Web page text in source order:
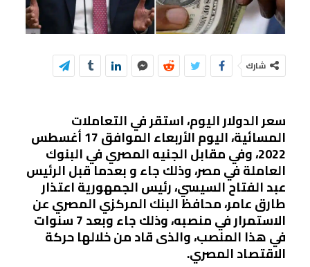
شارك
سعر الدولار اليوم، استقر في التعاملات
المسائية، اليوم الأربعاء الموافق 17 أغسطس
2022، وفي مقابل الجنيه المصري في البنوك
العاملة في مصر، وذلك جاء و بعدما قبل الرئيس
عبد الفتاح السيسي، رئيس الجمهورية اعتذار
طارق عامر، محافظ البنك المركزي المصري عن
الاستمرار في منصبه، وذلك جاء وبعد 7 سنوات
في هذا المنصب، والذى قاد من خلالها حركة
الاقتصاد المصري.